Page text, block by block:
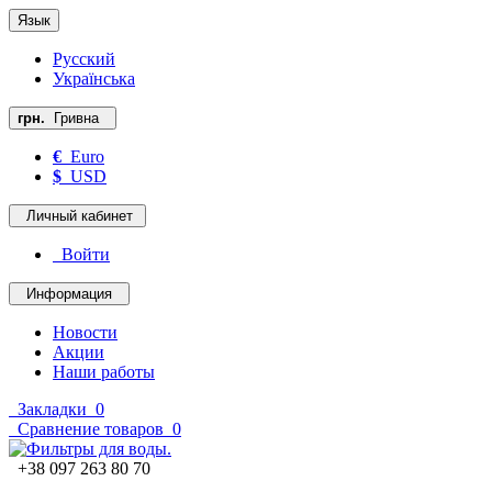
Язык
Русский
Українська
грн. Гривна
€ Euro
$ USD
Личный кабинет
Войти
Информация
Новости
Акции
Наши работы
Закладки 0
Сравнение товаров 0
+38 097 263 80 70